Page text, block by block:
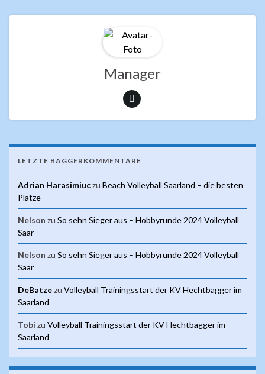
b er s
Manager
LETZTE BAGGERKOMMENTARE
Adrian Harasimiuczu Beach Volleyball Saarland – die besten
Plätze
Nelson zu So sehn Sieger aus – Hobbyrunde 2024 Volleyball
Saar
Nelson zu So sehn Sieger aus – Hobbyrunde 2024 Volleyball
Saar
DeBatzezu Volleyball Trainingsstart der KV Hechtbagger im
Saarland
Tobi zu Volleyball Trainingsstart der KV Hechtbagger im
Saarland